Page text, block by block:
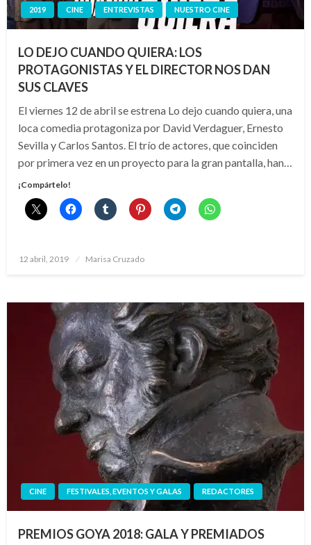
2019 CINE ENTREVISTAS NUESTRO CINE
LO DEJO CUANDO QUIERA: LOS
PROTAGONISTAS Y EL DIRECTOR NOS DAN
SUS CLAVES
El viernes 12 de abril se estrena Lo dejo cuando quiera, una
loca comedia protagoniza por David Verdaguer, Ernesto
Sevilla y Carlos Santos. El trío de actores, que coinciden
por primera vez en un proyecto para la gran pantalla, han…
¡Compártelo!
Publicado
12 abril, 2019 Marisa Cruzado
CINE FESTIVALES, EVENTOS Y GALAS REDACTORES
PREMIOS GOYA 2018: GALA Y PREMIADOS